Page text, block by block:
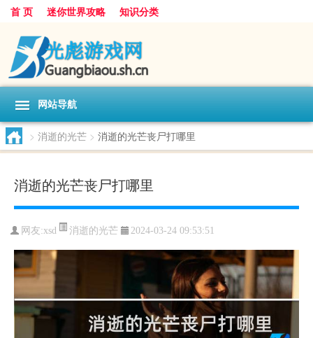
首 页 迷你世界攻略 知识分类
网站导航
> 消逝的光芒 > 消逝的光芒丧尸打哪里
消逝的光芒丧尸打哪里
网友:xsd 消逝的光芒 2024-03-24 09:53:51